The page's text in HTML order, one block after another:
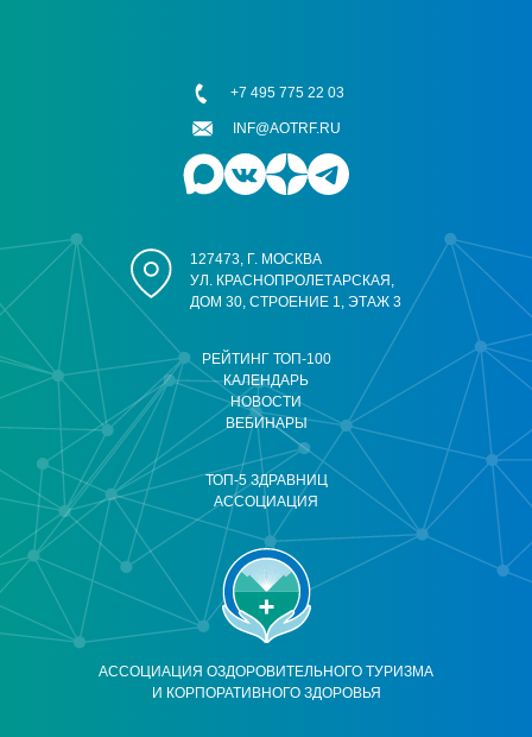
АССОЦИАЦИЯ ОЗДОРОВИТЕЛЬНОГО ТУРИЗМА
И КОРПОРАТИВНОГО ЗДОРОВЬЯ
РЕЙТИНГ ТОП-100
КАЛЕНДАРЬ
НОВОСТИ
ВЕБИНАРЫ
ТОП-5 ЗДРАВНИЦ
АССОЦИАЦИЯ
127473, Г. МОСКВА
УЛ. КРАСНОПРОЛЕТАРСКАЯ,
ДОМ 30, СТРОЕНИЕ 1, ЭТАЖ 3
+7 495 775 22 03
INF@AOTRF.RU